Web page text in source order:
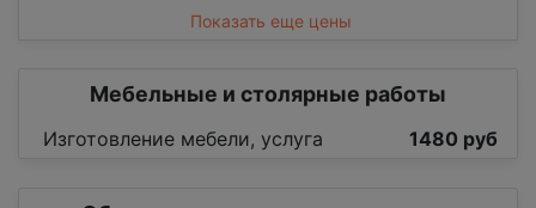
Показать еще цены
Мебельные и столярные работы
Изготовление мебели, услуга 1480 руб